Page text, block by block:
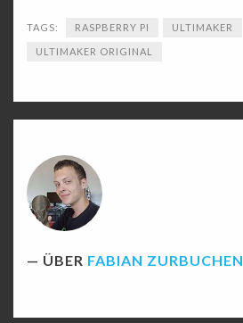
TAGS: RASPBERRY PI ULTIMAKER
ULTIMAKER ORIGINAL
ÜBER FABIAN ZURBUCHEN